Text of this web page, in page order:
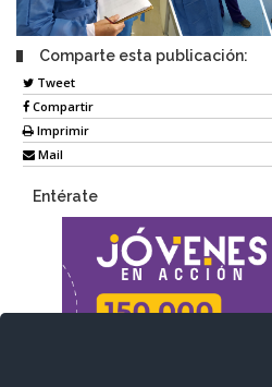
Comparte esta publicación:
Tweet
Compartir
Imprimir
Mail
Entérate